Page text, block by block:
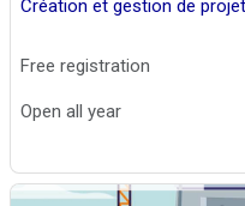
Création et gestion de
Free registration
Open all year